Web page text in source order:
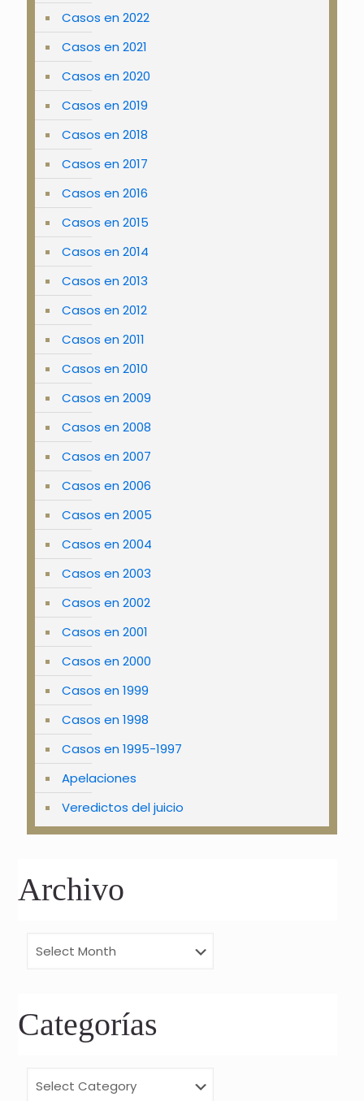
Casos en 2022
Casos en 2021
Casos en 2020
Casos en 2019
Casos en 2018
Casos en 2017
Casos en 2016
Casos en 2015
Casos en 2014
Casos en 2013
Casos en 2012
Casos en 2011
Casos en 2010
Casos en 2009
Casos en 2008
Casos en 2007
Casos en 2006
Casos en 2005
Casos en 2004
Casos en 2003
Casos en 2002
Casos en 2001
Casos en 2000
Casos en 1999
Casos en 1998
Casos en 1995-1997
Apelaciones
Veredictos del juicio
Archivo
Categorías